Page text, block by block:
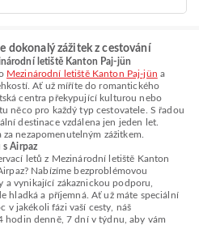
dokonalý zážitek z cestování
letiště Kanton Paj-jün
Mezinárodní letiště Kanton Paj-jün a
Ať už míříte do romantického
centra překypující kulturou nebo
něco pro každý typ cestovatele. S řadou
destinace vzdálena jen jeden let.
nezapomenutelným zážitkem.
s Airpaz
letů z Mezinárodní letiště Kanton
Nabízíme bezproblémovou
a vynikající zákaznickou podporu,
hladká a příjemná. Ať už máte speciální
v jakékoli fázi vaší cesty, náš
hodin denně, 7 dní v týdnu, aby vám